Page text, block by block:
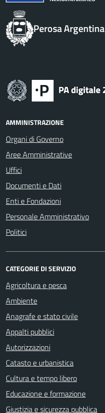
Perosa Argentina
AMMINISTRAZIONE
Organi di Governo
Aree Amministrative
Uffici
Documenti e Dati
Enti e Fondazioni
Personale Amministrativo
Politici
CATEGORIE DI SERVIZIO
Agricoltura e pesca
Ambiente
Anagrafe e stato civile
Appalti pubblici
Autorizzazioni
Catasto e urbanistica
Cultura e tempo libero
Educazione e formazione
Giustizia e sicurezza pubblica